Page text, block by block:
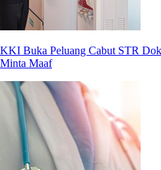
KKI Buka Peluang Cabut STR
Minta Maaf